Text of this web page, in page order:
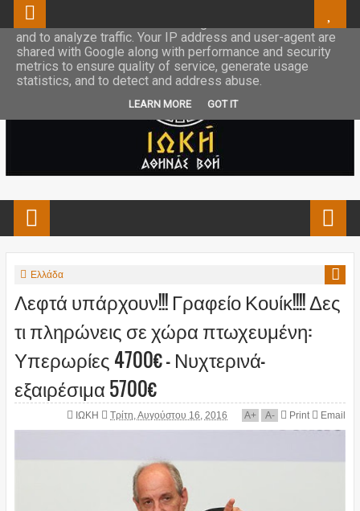
Ελλάδα
Λεφτά υπάρχουν!!! Γραφείο Κουίκ!!!! Δες
τι πληρώνεις σε χώρα πτωχευμένη:
Υπερωρίες 4700€ - Νυχτερινά-
εξαιρέσιμα 5700€
ΙΩΚΗ Τρίτη, Αυγούστου 16, 2016 A+ A- Print Email
This site uses cookies from Google to deliver its services
and to analyze traffic. Your IP address and user-agent are
shared with Google along with performance and security
metrics to ensure quality of service, generate usage
statistics, and to detect and address abuse.
LEARN MORE GOT IT